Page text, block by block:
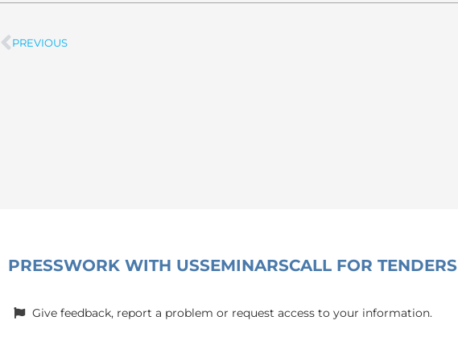
Prev
PREVIOUS
PRESSWORK WITH USSEMINARSCALL FOR TENDERS
Give feedback, report a problem or request access to your information.